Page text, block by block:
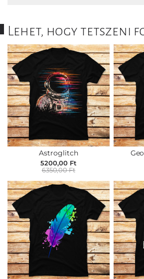
Lehet, hogy tetszeni
Astroglitch
5200,00 Ft
6350,00 Ft